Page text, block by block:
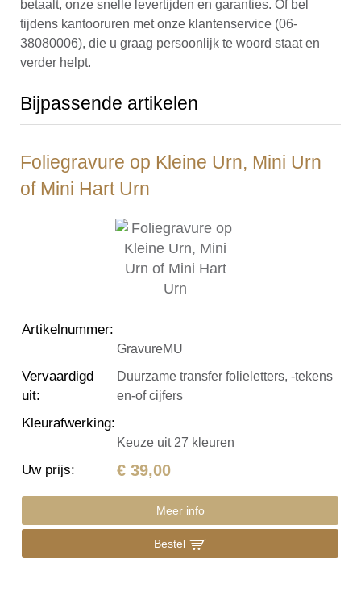
betaalt, onze snelle levertijden en garanties. Of bel
tijdens kantooruren met onze klantenservice (06-
38080006), die u graag persoonlijk te woord staat en
verder helpt.
Bijpassende artikelen
Foliegravure op Kleine Urn, Mini Urn
of Mini Hart Urn
Artikelnummer:
GravureMU
Vervaardigd
uit:
Duurzame transfer folieletters, -tekens
en-of cijfers
Kleurafwerking:
Keuze uit 27 kleuren
Uw prijs: € 39,00
Meer info
Bestel